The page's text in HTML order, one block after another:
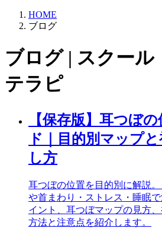
HOME
ブログ
ブログ | スクール
テラピ
【保存版】耳つぼ
ド｜目的別マップ
し方
耳つぼの位置を目的別に解説
や首まわり・ストレス・睡眠
イント、耳つぼマップの見方
方法と注意点を紹介します。